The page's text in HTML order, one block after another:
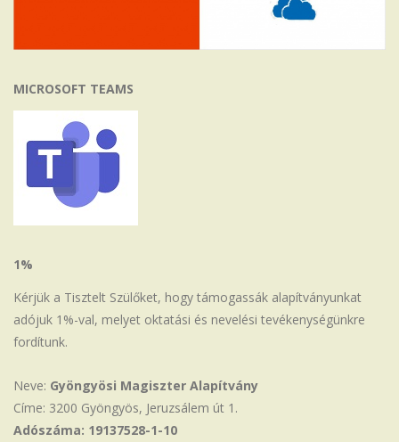
MICROSOFT TEAMS
1%
Kérjük a Tisztelt Szülőket, hogy támogassák alapítványunkat
adójuk 1%-val, melyet oktatási és nevelési tevékenységünkre
fordítunk.
Neve: Gyöngyösi Magiszter Alapítvány
Címe: 3200 Gyöngyös, Jeruzsálem út 1.
Adószáma: 19137528-1-10